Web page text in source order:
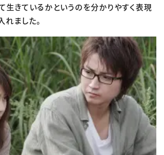
生きているかというのを分かりやすく表現
れました。